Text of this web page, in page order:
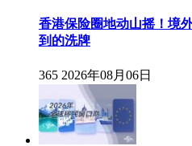
香港保险圈地动山摇！境
到的洗牌
365 2026年08月06日